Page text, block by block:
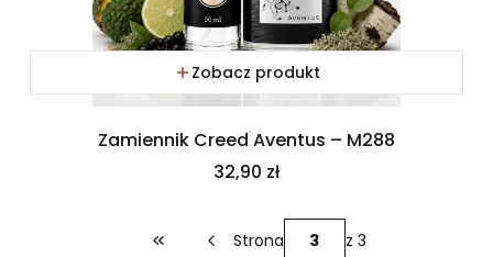
Zobacz produkt
Zamiennik Creed Aventus – M288
Cena
32,90 zł
Wróć do pierwszej strony z produktami
Strona z 3